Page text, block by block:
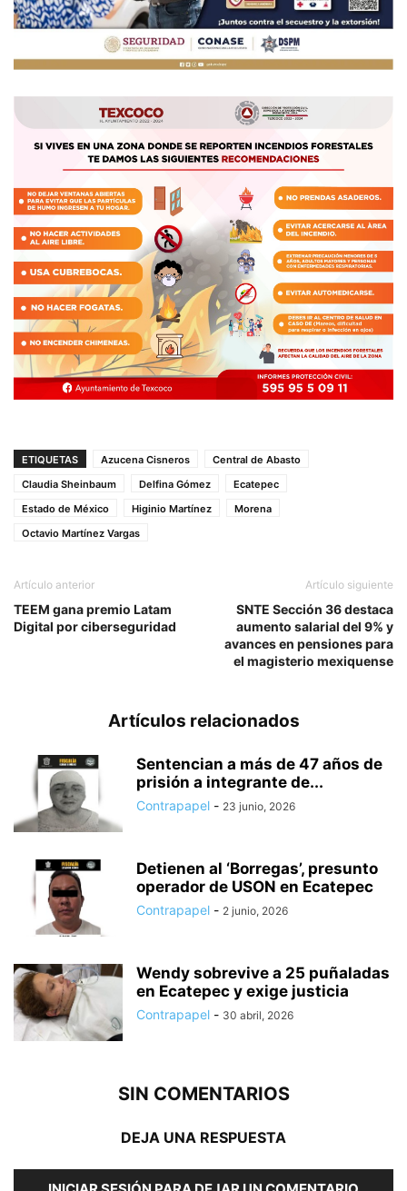
ETIQUETAS Azucena Cisneros
Central de Abasto
Claudia Sheinbaum
Delfina Gómez
Ecatepec
Estado de México
Higinio Martínez
Morena
Octavio Martínez Vargas
Artículo anterior
TEEM gana premio Latam
Digital por ciberseguridad
Artículo siguiente
SNTE Sección 36 destaca
aumento salarial del 9% y
avances en pensiones para
el magisterio mexiquense
Artículos relacionados
Sentencian a más de 47 años de
prisión a integrante de...
Contrapapel - 23 junio, 2026
Detienen al ‘Borregas’, presunto
operador de USON en Ecatepec
Contrapapel - 2 junio, 2026
Wendy sobrevive a 25 puñaladas
en Ecatepec y exige justicia
Contrapapel - 30 abril, 2026
SIN COMENTARIOS
DEJA UNA RESPUESTA